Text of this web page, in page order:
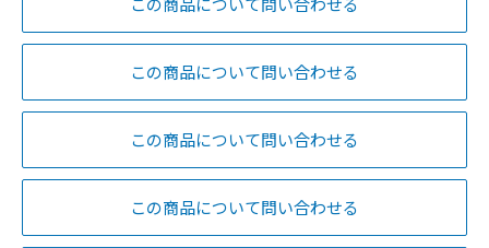
この商品について問い合わせる
この商品について問い合わせる
この商品について問い合わせる